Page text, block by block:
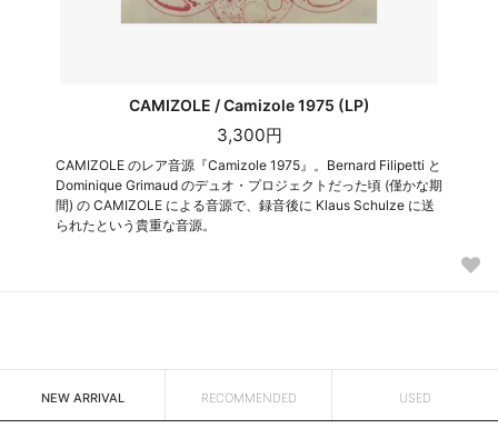
CAMIZOLE / Camizole 1975 (LP)
3,300円
CAMIZOLE のレア音源『Camizole 1975』。Bernard Filipetti と
Dominique Grimaud のデュオ・プロジェクトだった頃 (僅かな期
間) の CAMIZOLE による音源で、録音後に Klaus Schulze に送
られたという貴重な音源。
NEW ARRIVAL RECOMMENDED USED